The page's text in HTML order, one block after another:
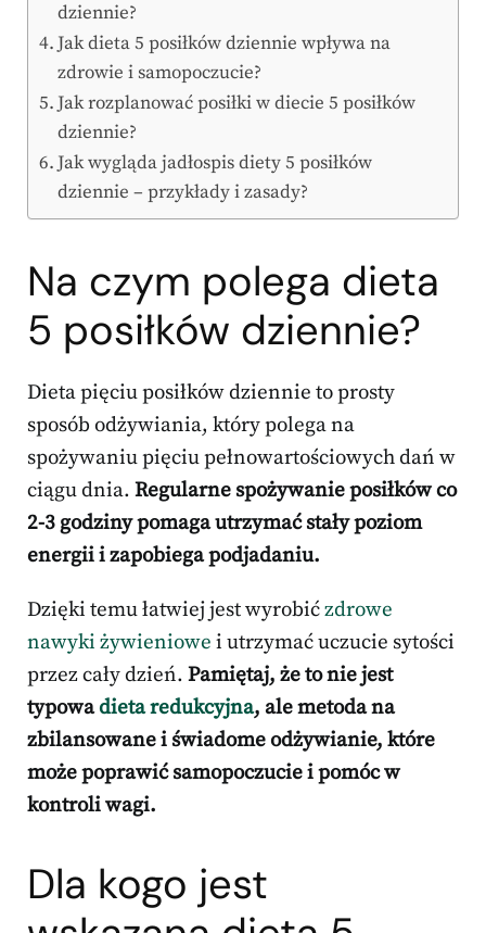
dziennie?
Jak dieta 5 posiłków dziennie wpływa na
zdrowie i samopoczucie?
Jak rozplanować posiłki w diecie 5 posiłków
dziennie?
Jak wygląda jadłospis diety 5 posiłków
dziennie – przykłady i zasady?
Na czym polega dieta
5 posiłków dziennie?
Dieta pięciu posiłków dziennie to prosty
sposób odżywiania, który polega na
spożywaniu pięciu pełnowartościowych dań w
ciągu dnia. Regularne spożywanie posiłków co
2-3 godziny pomaga utrzymać stały poziom
energii i zapobiega podjadaniu.
Dzięki temu łatwiej jest wyrobićzdrowe
nawyki żywieniowe i utrzymać uczucie sytości
przez cały dzień. Pamiętaj, że to nie jest
typowadieta redukcyjna, ale metoda na
zbilansowane i świadome odżywianie, które
może poprawić samopoczucie i pomóc w
kontroli wagi.
Dla kogo jest